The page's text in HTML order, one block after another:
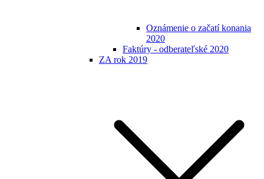
Oznámenie o začatí konania
2020
Faktúry - odberateľské 2020
ZA rok 2019